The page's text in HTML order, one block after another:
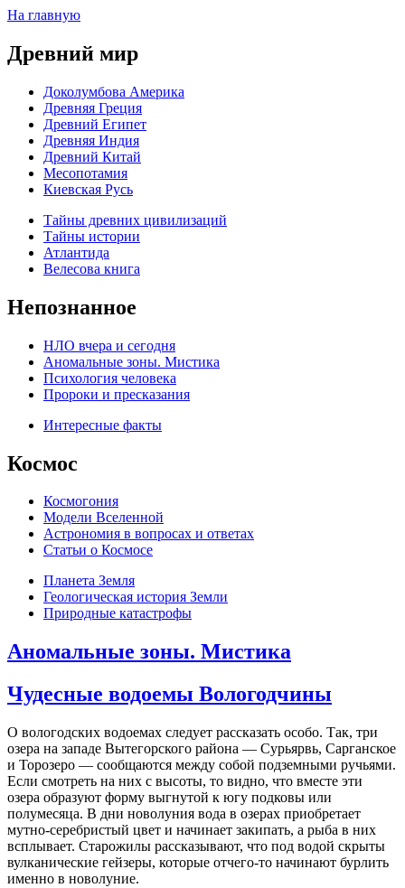
На главную
Древний мир
Доколумбова Америка
Древняя Греция
Древний Египет
Древняя Индия
Древний Китай
Месопотамия
Киевская Русь
Тайны древних цивилизаций
Тайны истории
Атлантида
Велесова книга
Непознанное
НЛО вчера и сегодня
Аномальные зоны. Мистика
Психология человека
Пророки и пресказания
Интересные факты
Космос
Космогония
Модели Вселенной
Астрономия в вопросах и ответах
Cтатьи о Космосе
Планета Земля
Геологическая история Земли
Природные катастрофы
Аномальные зоны. Мистика
Чудесные водоемы Вологодчины
О вологодских водоемах следует рассказать особо. Так, три
озера на западе Вытегорского района — Сурьярвь, Сарганское
и Торозеро — сообщаются между собой подземными ручьями.
Если смотреть на них с высоты, то видно, что вместе эти
озера образуют форму выгнутой к югу подковы или
полумесяца. В дни новолуния вода в озерах приобретает
мутно-серебристый цвет и начинает закипать, а рыба в них
всплывает. Старожилы рассказывают, что под водой скрыты
вулканические гейзеры, которые отчего-то начинают бурлить
именно в новолуние.